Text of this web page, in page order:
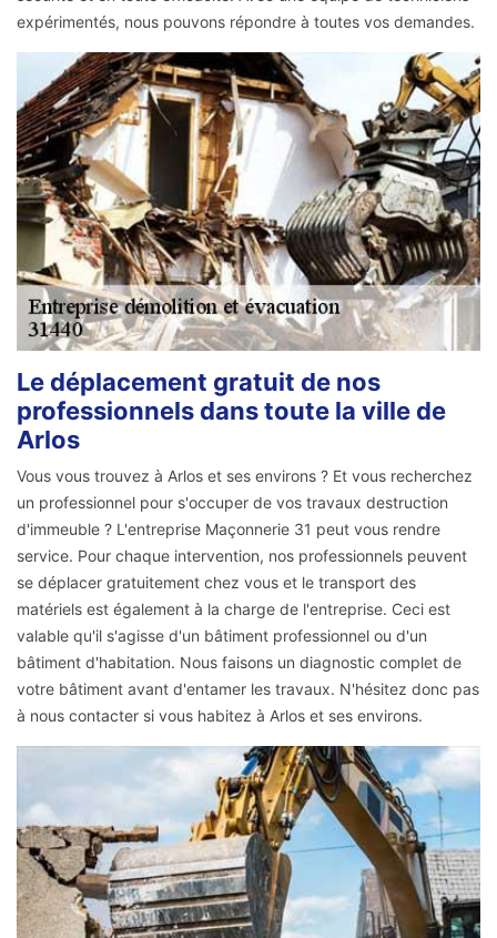
expérimentés, nous pouvons répondre à toutes vos demandes.
Le déplacement gratuit de nos
professionnels dans toute la ville de
Arlos
Vous vous trouvez à Arlos et ses environs ? Et vous recherchez
un professionnel pour s'occuper de vos travaux destruction
d'immeuble ? L'entreprise Maçonnerie 31 peut vous rendre
service. Pour chaque intervention, nos professionnels peuvent
se déplacer gratuitement chez vous et le transport des
matériels est également à la charge de l'entreprise. Ceci est
valable qu'il s'agisse d'un bâtiment professionnel ou d'un
bâtiment d'habitation. Nous faisons un diagnostic complet de
votre bâtiment avant d'entamer les travaux. N'hésitez donc pas
à nous contacter si vous habitez à Arlos et ses environs.